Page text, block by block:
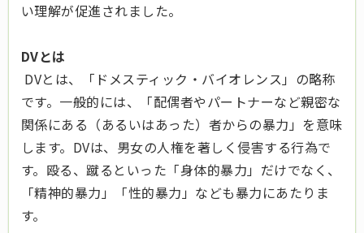
い理解が促進されました。
DVとは
DVとは、「ドメスティック・バイオレンス」の略称
です。一般的には、「配偶者やパートナーなど親密な
関係にある（あるいはあった）者からの暴力」を意味
します。DVは、男女の人権を著しく侵害する行為で
す。殴る、蹴るといった「身体的暴力」だけでなく、
「精神的暴力」「性的暴力」なども暴力にあたりま
す。